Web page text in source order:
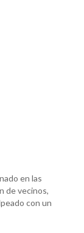
en las
de vecinos,
con un